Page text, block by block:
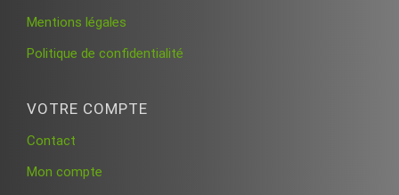
Mentions légales
Politique de confidentialité
VOTRE COMPTE
Contact
Mon compte